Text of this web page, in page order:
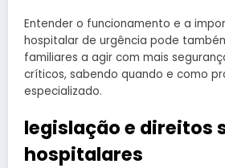
Entender o funcionamento e a
hospitalar de urgência pode
familiares a agir com mais
críticos, sabendo quando e como
especializado.
legislação e direitos
hospitalares